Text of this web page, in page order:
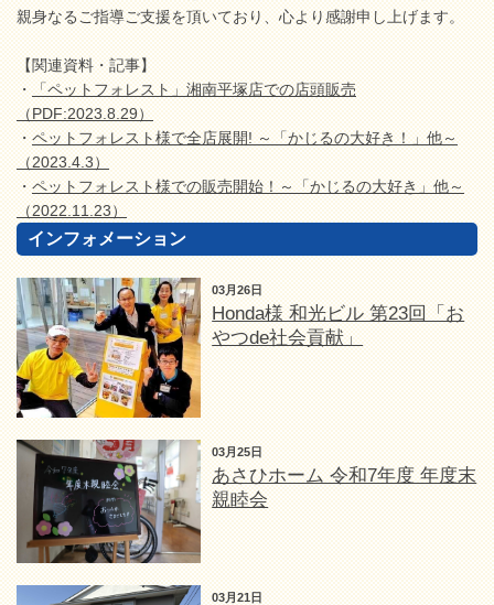
親身なるご指導ご支援を頂いており、心より感謝申し上げます。
【関連資料・記事】
・「ペットフォレスト」湘南平塚店での店頭販売
（PDF:2023.8.29）
・ペットフォレスト様で全店展開! ～「かじるの大好き！」他～
（2023.4.3）
・ペットフォレスト様での販売開始！～「かじるの大好き」他～
（2022.11.23）
インフォメーション
03月26日
Honda様 和光ビル 第23回「お
やつde社会貢献」
03月25日
あさひホーム 令和7年度 年度末
親睦会
03月21日